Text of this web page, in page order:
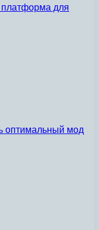
платформа для
оптимальный мод